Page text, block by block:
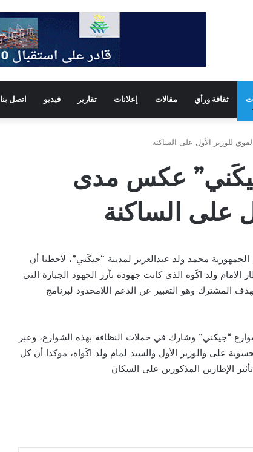
ثقافة ورأي مقالات إعلانات تقارير فيديو اتصل بنا
للوزير الأول على الساكنة
عكس مدى
على الساكنة
محمد ولد عبدالعزيز لمدينة “جيكَني”، لاحظنا أن
الامام ولد اكَوه الذي كانت جهوده تآزر الجهود الجبارة التي
المشترك وهو التعبير عن الدعم اللامحدود لبرنامج
“جيكني” وشارك في حملات النظافة بهذه الشوارع، وعبر
على والوزير الأول والسيد لمام ولد اكَواه، مؤكدا أن كل
الإطارين المذكورين على السكان